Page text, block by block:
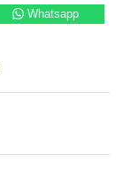
Whatsapp